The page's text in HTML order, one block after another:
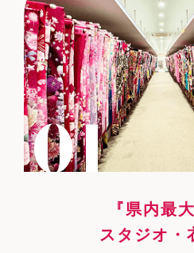
『県内最
スタジオ・